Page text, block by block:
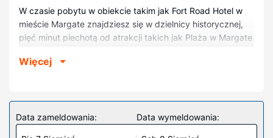
W czasie pobytu w obiekcie takim jak Fort Road Hotel w
mieście Margate znajdziesz się w dzielnicy historycznej,
pięć minut piechotą od atrakcji takich jak Plaża w Margate
atrakcji takiej jak Galeria sztuki Turner Contemporary i 0,3
Poczuj się jak w domu w 14 oryginalnie udekorowane
pokojach. Bezpłatny bezprzewodowy dostęp do internetu
Więcej
Data zameldowania: Data wymeldowania: